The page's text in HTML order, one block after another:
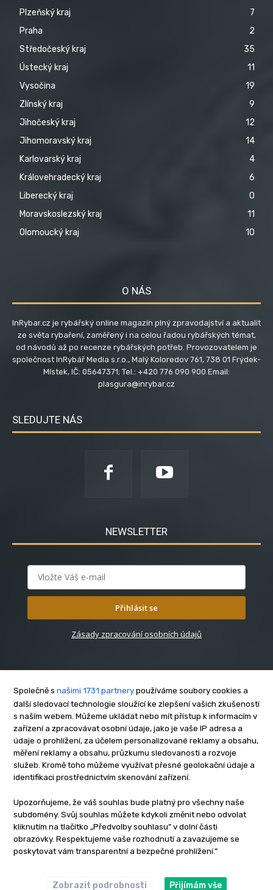
Plzeňský kraj
7
Praha
2
Středočeský kraj
35
Ústecký kraj
11
Vysočina
19
Zlínský kraj
9
Jihočeský kraj
12
Jihomoravský kraj
14
Karlovarský kraj
4
Královehradecký kraj
6
Liberecký kraj
0
Moravskoslezský kraj
11
Olomoucký kraj
10
O NÁS
InRybar.cz je rybářský online magazín plný zpravodajství a aktualit
ze světa rybaření, zaměřený i na celou řadou rybářských témat,
od návodů až po recenze rybářských potřeb. Provozovatelem je
společnost InRybář Media s.r.o., Malý Koloredov 761, 738 01 Frýdek-
Místek, IČ: 05647371; Tel.: +420 776 090 900 Email:
plasgura@inrybar.cz
SLEDUJTE NÁS
NEWSLETTER
Přihlásit se
Zásady zpracování osobních údajů
O nás
Kontakt
Reklama
Zásady soukromí
Cookies
Etický kodex
Redakce
Společně s našimi 1731 partnery používáme soubory cookies a
další sledovací technologie sloužící ke zlepšení vašich zkušeností
s naším webem. Můžeme ukládat nebo mít přístup k informacím v
zařízení a zpracovávat osobní údaje, jako je vaše IP adresa a
údaje o prohlížení, za účelem personalizované reklamy a obsahu,
měření reklamy a obsahu, průzkumu sledovanosti a rozvoje
služeb. Kromě toho můžeme využívat přesné geolokační údaje a
identifikaci prostřednictvím skenování zařízení.
Upozorňujeme, že váš souhlas bude platný pro všechny naše
subdomény. Svůj souhlas můžete kdykoli změnit nebo odvolat
kliknutím na tlačítko „Předvolby souhlasu” v dolní části
obrazovky. Respektujeme vaše rozhodnutí a zavazujeme se
poskytovat vám transparentní a bezpečné prohlížení.”
Zobrazit podrobnosti Přijímám vše